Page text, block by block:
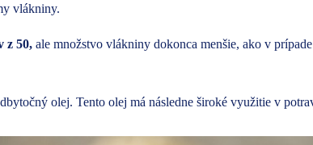
vlákniny.
z 50, ale množstvo vlákniny dokonca menšie, ako v
olej. Tento olej má následne široké využitie v